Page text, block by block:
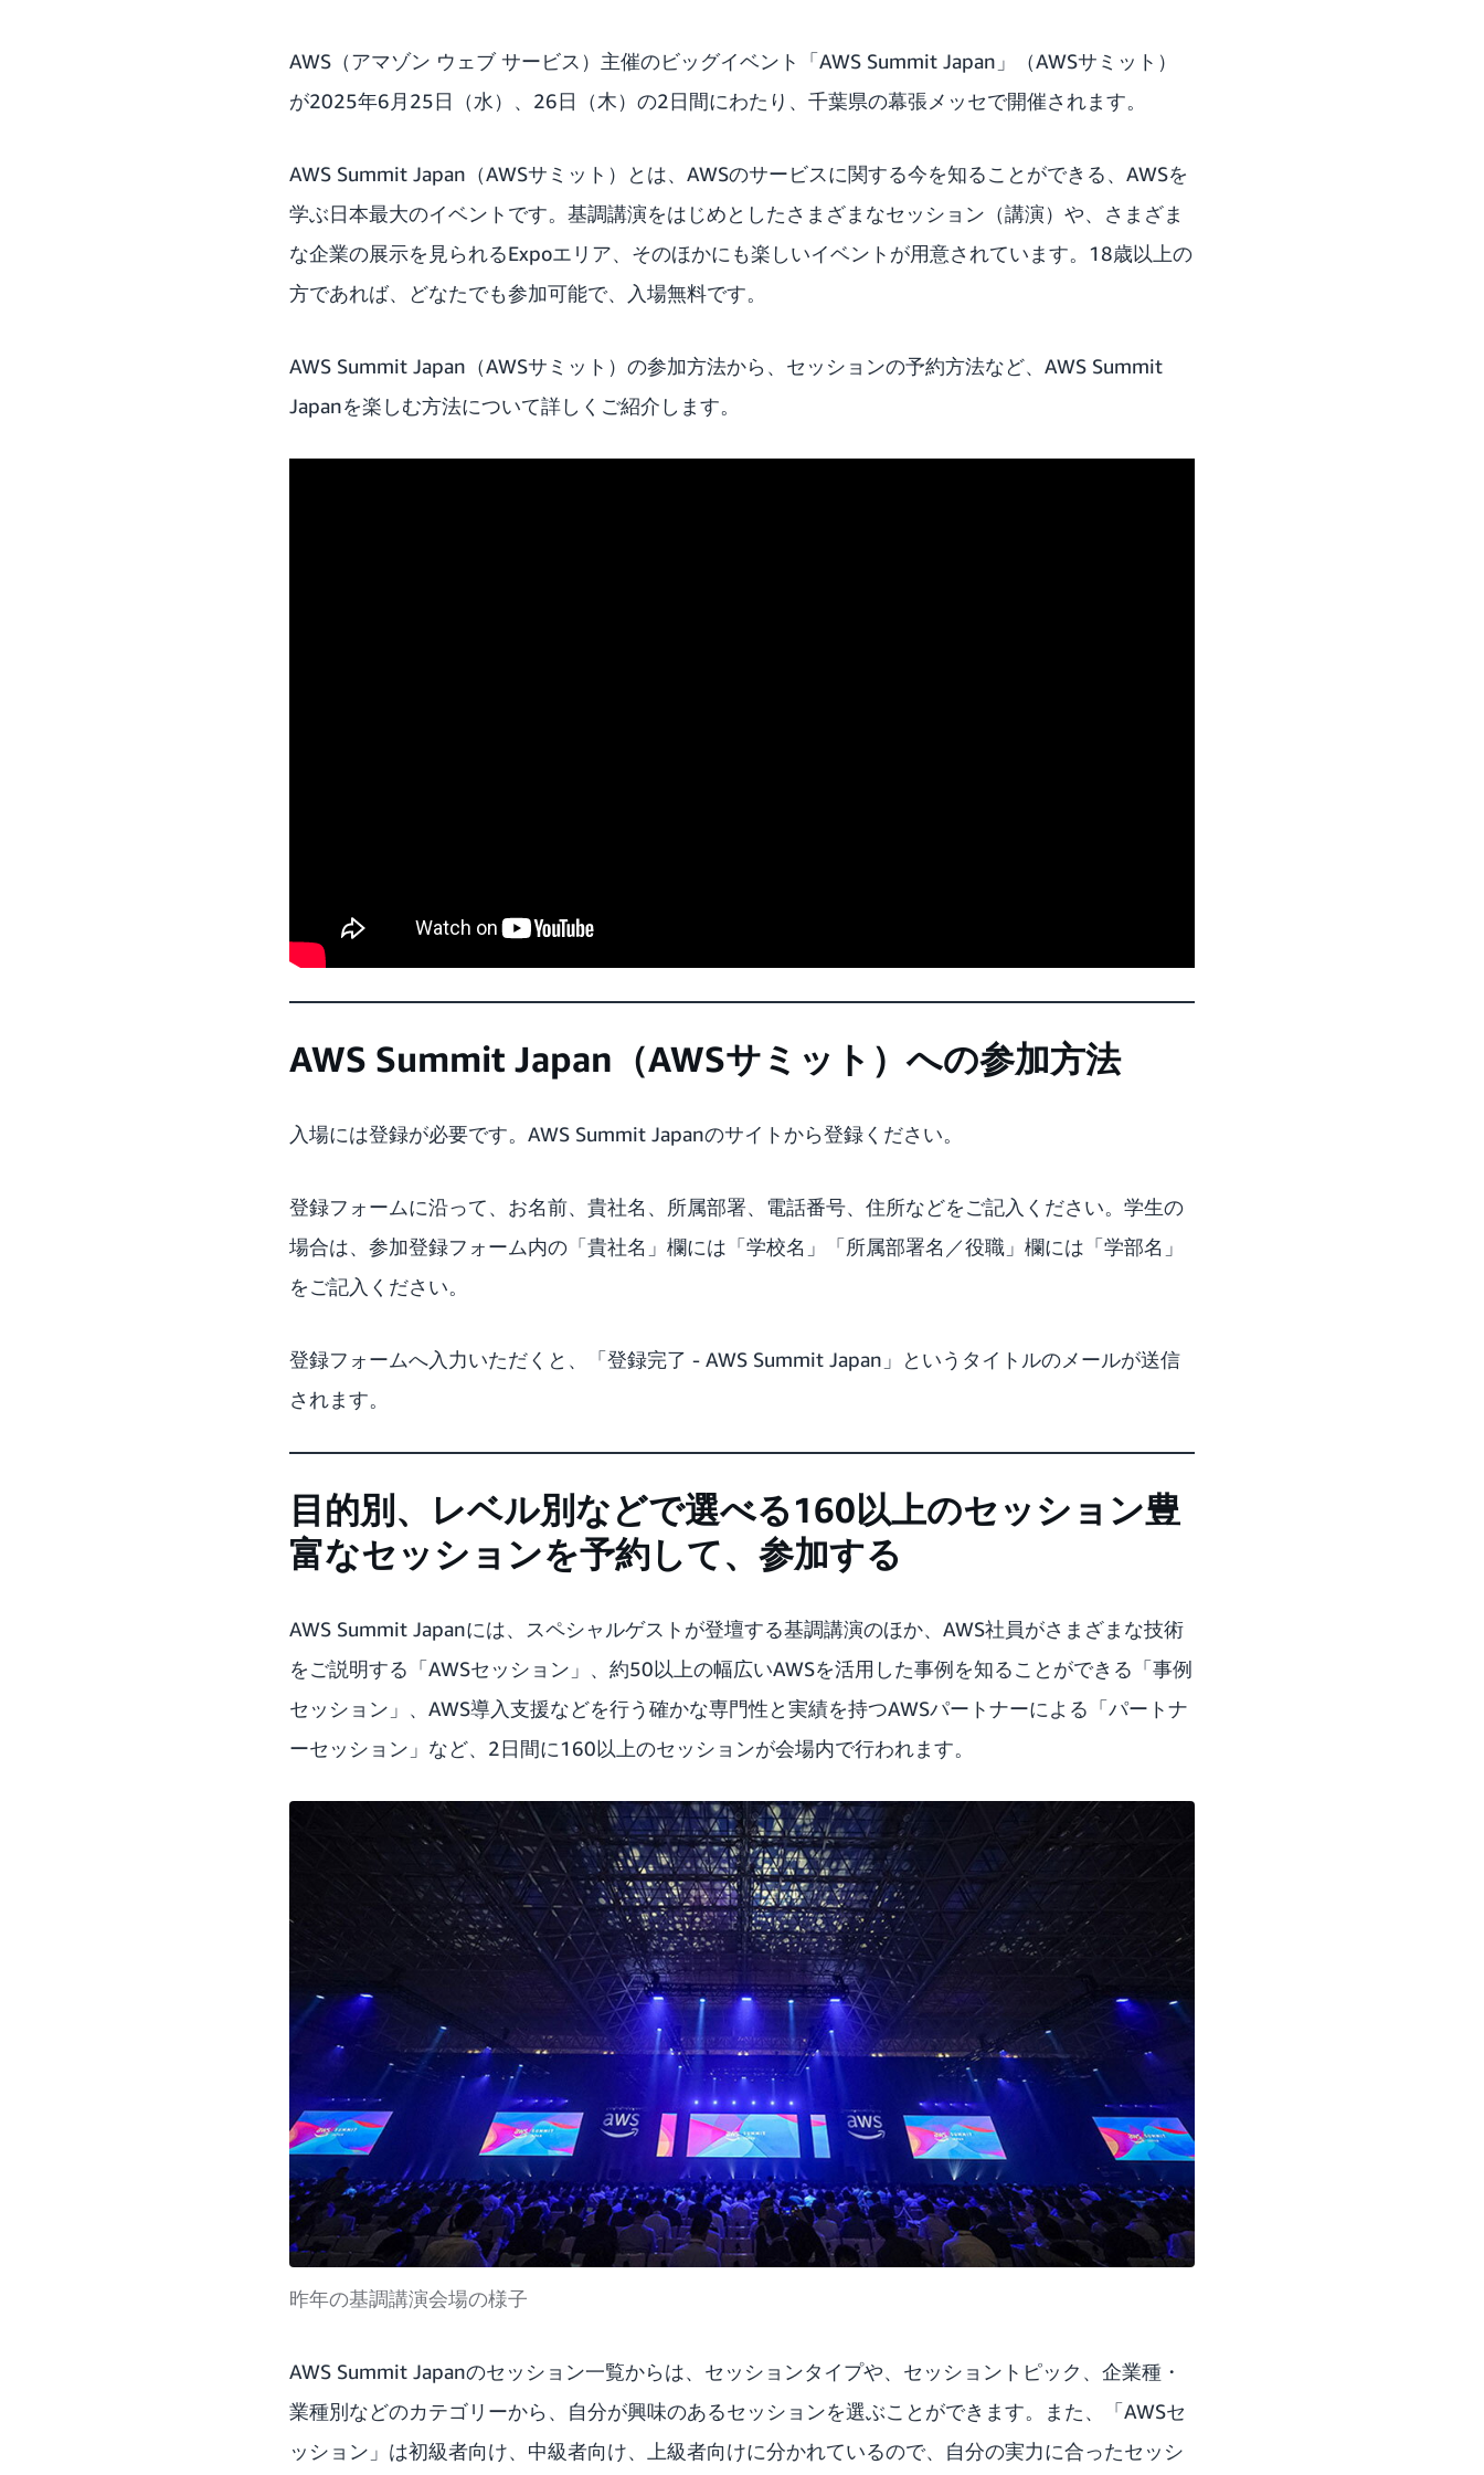
AWS（アマゾン ウェブ サービス）主催のビッグイベント「AWS Summit Japan」（AWSサミット）
が2025年6月25日（水）、26日（木）の2日間にわたり、千葉県の幕張メッセで開催されます。
AWS Summit Japan（AWSサミット）とは、AWSのサービスに関する今を知ることができる、AWSを
学ぶ日本最大のイベントです。基調講演をはじめとしたさまざまなセッション（講演）や、さまざま
な企業の展示を見られるExpoエリア、そのほかにも楽しいイベントが用意されています。18歳以上の
方であれば、どなたでも参加可能で、入場無料です。
AWS Summit Japan（AWSサミット）の参加方法から、セッションの予約方法など、AWS Summit
Japanを楽しむ方法について詳しくご紹介します。
AWS Summit Japan（AWSサミット）への参加方法
入場には登録が必要です。AWS Summit Japanのサイトから登録ください。
登録フォームに沿って、お名前、貴社名、所属部署、電話番号、住所などをご記入ください。学生の
場合は、参加登録フォーム内の「貴社名」欄には「学校名」「所属部署名／役職」欄には「学部名」
をご記入ください。
登録フォームへ入力いただくと、「登録完了 - AWS Summit Japan」というタイトルのメールが送信
されます。
目的別、レベル別などで選べる160以上のセッション豊
富なセッションを予約して、参加する
AWS Summit Japanには、スペシャルゲストが登壇する基調講演のほか、AWS社員がさまざまな技術
をご説明する「AWSセッション」、約50以上の幅広いAWSを活用した事例を知ることができる「事例
セッション」、AWS導入支援などを行う確かな専門性と実績を持つAWSパートナーによる「パートナ
ーセッション」など、2日間に160以上のセッションが会場内で行われます。
昨年の基調講演会場の様子
AWS Summit Japanのセッション一覧からは、セッションタイプや、セッショントピック、企業種・
業種別などのカテゴリーから、自分が興味のあるセッションを選ぶことができます。また、「AWSセ
ッション」は初級者向け、中級者向け、上級者向けに分かれているので、自分の実力に合ったセッシ